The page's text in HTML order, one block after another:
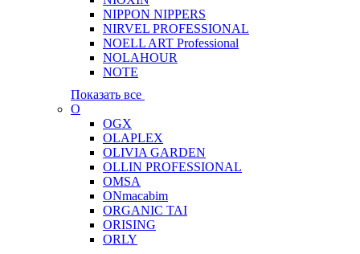
NIPPON NIPPERS
NIRVEL PROFESSIONAL
NOELL ART Professional
NOLAHOUR
NOTE
Показать все
O
OGX
OLAPLEX
OLIVIA GARDEN
OLLIN PROFESSIONAL
OMSA
ONmacabim
ORGANIC TAI
ORISING
ORLY